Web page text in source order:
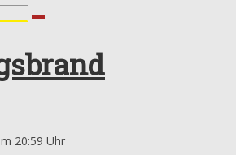
20:59 Uhr